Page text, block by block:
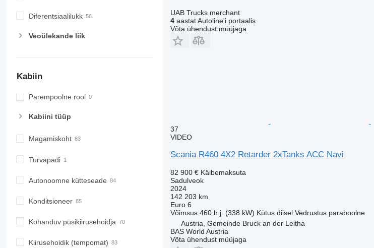
Diferentsiaalilukk
Veoülekande liik
Kabiin
Parempoolne rool
Kabiini tüüp
Magamiskoht
Turvapadi
Autonoomne kütteseade
Konditsioneer
Kohanduv püsikiirusehoidja
Kiirusehoidik (tempomat)
UAB Trucks merchant
4aastat Autoline'i portaalis
Võta ühendust müüjaga
37
VIDEO
Scania R460 4X2 Retarder 2xTanks ACC Navi
82 900 € Käibemaksuta
Sadulveok
2024
142 203 km
Euro 6
Võimsus 460 h.j. (338 kW) Kütus diisel Vedrustus paraboolne
Austria, Gemeinde Bruck an der Leitha
BAS World Austria
Võta ühendust müüjaga